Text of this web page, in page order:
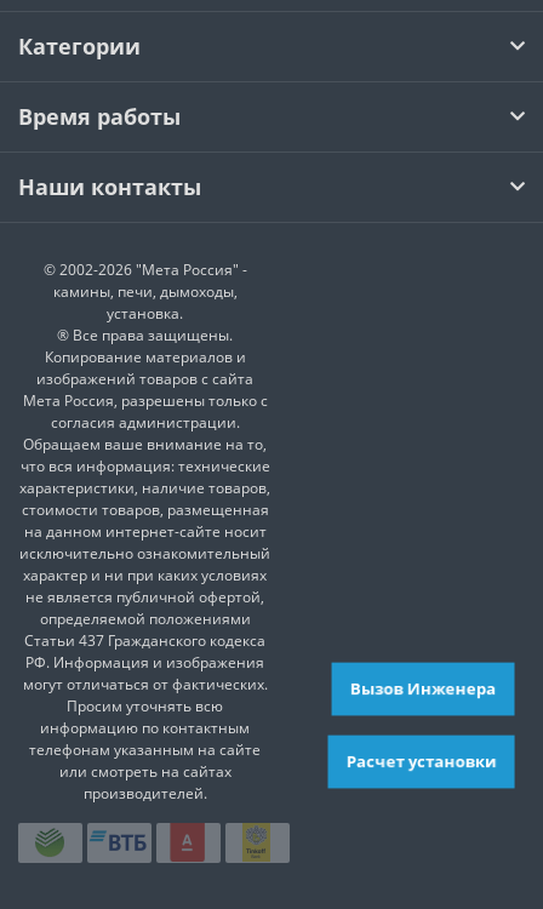
Категории
Время работы
Наши контакты
© 2002-2026 "Мета Россия" -
камины, печи, дымоходы,
установка.
® Все права защищены.
Копирование материалов и
изображений товаров с сайта
Мета Россия, разрешены только с
согласия администрации.
Обращаем ваше внимание на то,
что вся информация: технические
характеристики, наличие товаров,
стоимости товаров, размещенная
на данном интернет-сайте носит
исключительно ознакомительный
характер и ни при каких условиях
не является публичной офертой,
определяемой положениями
Статьи 437 Гражданского кодекса
РФ. Информация и изображения
могут отличаться от фактических.
Просим уточнять всю
информацию по контактным
телефонам указанным на сайте
или смотреть на сайтах
производителей.
Расчет установки
Вызов Инженера